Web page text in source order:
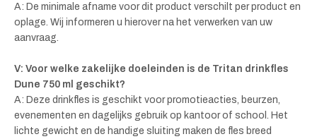
A: De minimale afname voor dit product verschilt per product en
oplage. Wij informeren u hierover na het verwerken van uw
aanvraag.
V: Voor welke zakelijke doeleinden is de Tritan drinkfles
Dune 750 ml geschikt?
A: Deze drinkfles is geschikt voor promotieacties, beurzen,
evenementen en dagelijks gebruik op kantoor of school. Het
lichte gewicht en de handige sluiting maken de fles breed